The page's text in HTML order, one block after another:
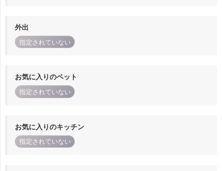
外出
指定されていない
お気に入りのペット
指定されていない
お気に入りのキッチン
指定されていない